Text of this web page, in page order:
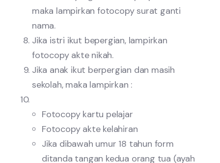
maka lampirkan fotocopy surat ganti
nama.
Jika istri ikut bepergian, lampirkan
fotocopy akte nikah.
Jika anak ikut berpergian dan masih
sekolah, maka lampirkan :
Fotocopy kartu pelajar
Fotocopy akte kelahiran
Jika dibawah umur 18 tahun form
ditanda tangan kedua orang tua (ayah